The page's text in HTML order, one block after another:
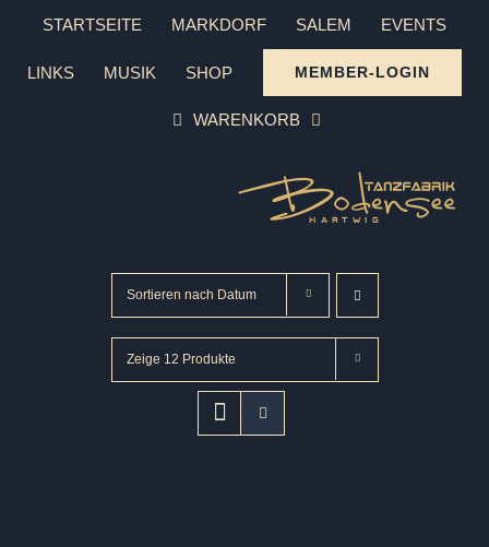
Zum
springen
STARTSEITE MARKDORF SALEM EVENTS
LINKS MUSIK SHOP MEMBER-LOGIN
WARENKORB
Sortieren nach Datum
Zeige 12 Produkte